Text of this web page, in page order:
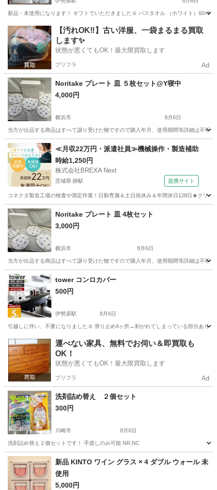
新品・未使用になります！ ギフトでいただきました☺︎ バスタオル （ホワイト）
神奈川 伊勢原市 伊勢原駅 家庭用品
【汚れOK‼️】古い洋服、一袋まるまる買取
します✨
状態が悪くてもOK！最大限買取します
プリフラ Ad
Noritake プレート 皿 ５枚セット@Y寝中
4,000円
横浜市 8月6日
当方が出品する商品はすべて譲り受けた物ですので購入年月、使用期間等詳細は不明
神奈川 横浜市 生活雑貨 個人
≪月収22万円・派遣社員≫機械操作・製造補助
時給1,250円
株式会社BREXA Next
茨城県 静駅 提携サイト
コネクタ製造工場の検査や測定作業！日勤専属＆土日祝休み＆年間休日128日★クリ
茨城 常陸大宮市 その他
Noritake プレート 皿 4枚セット
3,000円
横浜市 8月6日
当方が出品する商品はすべて譲り受けた物ですので購入年月、使用期間等詳細は不明
神奈川 横浜市 tower コンロカバー
500円
伊勢原駅 8月6日
引越しに伴い、不要になりました☺︎ 滑り止め4ヶ所→剥がれてしまっている部分あり（
神奈川 伊勢原市 伊勢原駅 調理器具
運べない家具、無料でお伺い＆即買取も
OK！
状態が悪くてもOK！最大限買取します
プリフラ Ad
洗剤詰め替え ２個セット
300円
川崎市 8月6日
洗剤詰め替え２個セットです！ 手渡しのみ可能 NR,NC
神奈川 川崎市 洗濯用品
新品 KINTO ワイン グラス × 4 ダブル ウォール 未
使用
5,000円